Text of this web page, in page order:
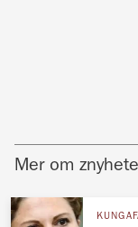
Mer om